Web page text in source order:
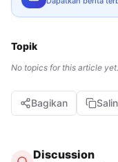
Topik
No topics for this article yet.
Bagikan
Discussion